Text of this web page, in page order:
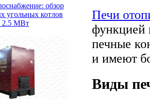
обзор
угольных котлов
2.5 МВт
Печи
функцией
печные
и имеют
Виды